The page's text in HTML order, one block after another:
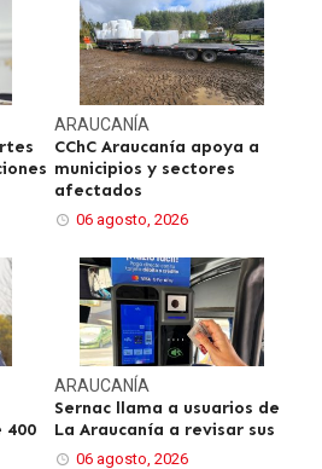
ARAUCANÍA
CChC Araucanía apoya a
municipios y sectores
afectados
06 agosto, 2026
400
ARAUCANÍA
Sernac llama a usuarios de
La Araucanía a revisar sus
06 agosto, 2026